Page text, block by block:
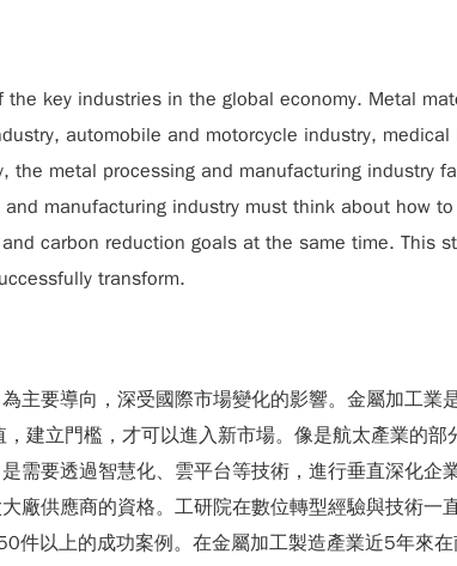
key industries in the global economy. Metal
automobile and motorcycle industry,
metal processing and manufacturing industry
manufacturing industry must think about how
carbon reduction goals at the same time. This
transform.
主要導向，深受國際市場變化的影響。金屬加工業
建立門檻，才可以進入新市場。像是航太產業的
需要透過智慧化、雲平台等技術，進行垂直深化企
廠供應商的資格。工研院在數位轉型經驗與技術一
件以上的成功案例。在金屬加工製造產業近5年來